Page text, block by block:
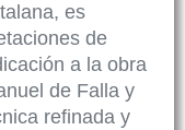
es
de
a la obra
de Falla y
refinada y